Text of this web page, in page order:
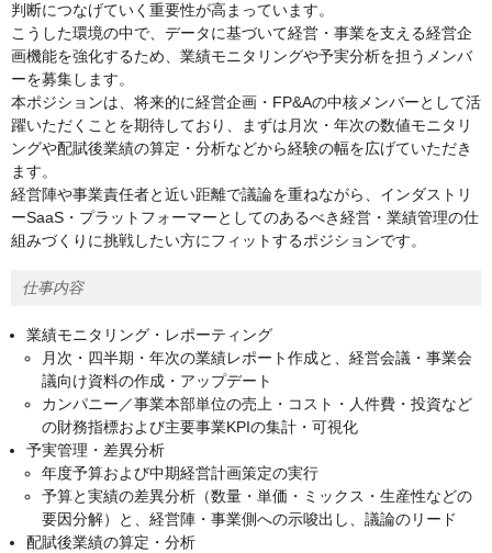
判断につなげていく重要性が高まっています。​
こうした環境の中で、データに基づいて経営・事業を支える経営企
画機能を強化するため、業績モニタリングや予実分析を担うメンバ
ーを募集します。
本ポジションは、将来的に経営企画・FP&Aの中核メンバーとして活
躍いただくことを期待しており、まずは月次・年次の数値モニタリ
ングや配賦後業績の算定・分析などから経験の幅を広げていただき
ます。​
経営陣や事業責任者と近い距離で議論を重ねながら、インダストリ
ーSaaS・プラットフォーマーとしてのあるべき経営・業績管理の仕
組みづくりに挑戦したい方にフィットするポジションです。
仕事内容
業績モニタリング・レポーティング
月次・四半期・年次の業績レポート作成と、経営会議・事業会
議向け資料の作成・アップデート​
カンパニー／事業本部単位の売上・コスト・人件費・投資など
の財務指標および主要事業KPIの集計・可視化
予実管理・差異分析
年度予算および中期経営計画策定の実行
予算と実績の差異分析（数量・単価・ミックス・生産性などの
要因分解）と、経営陣・事業側への示唆出し​、議論のリード
配賦後業績の算定・分析